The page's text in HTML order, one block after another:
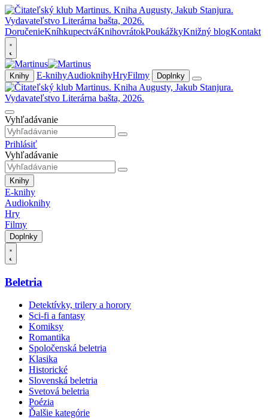
DoručenieKníhkupectváKnihovrátokPoukážkyKnižný blogKontakt
Knihy E-knihyAudioknihyHryFilmy Doplnky
Vyhľadávanie
Prihlásiť
Vyhľadávanie
Knihy
E-knihy
Audioknihy
Hry
Filmy
Doplnky
Beletria
Detektívky, trilery a horory
Sci-fi a fantasy
Komiksy
Romantika
Spoločenská beletria
Klasika
Historické
Slovenská beletria
Svetová beletria
Poézia
Ďalšie kategórie